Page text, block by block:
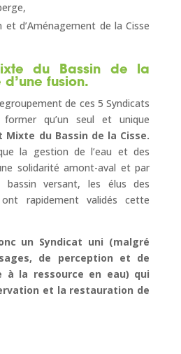
et d’Aménagement de la Cisse
du Bassin de la
d’une fusion.
de ces 5 Syndicats
qu’un seul et unique
Mixte du Bassin de la Cisse.
la gestion de l’eau et des
solidarité amont-aval et par
bassin versant, les élus des
rapidement validés cette
un Syndicat uni (malgré
de perception et de
à la ressource en eau) qui
et la restauration de